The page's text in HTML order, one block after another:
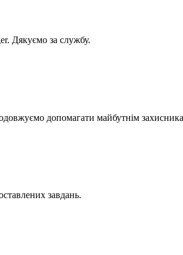
Дякуємо за службу.
допомагати майбутнім
завдань.